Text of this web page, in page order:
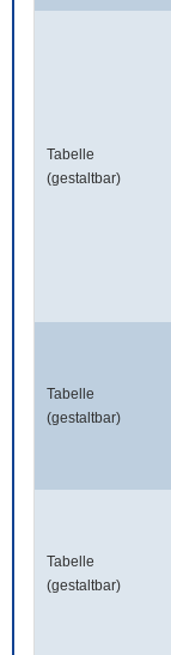
Tabelle
(gestaltbar)
Tabelle
(gestaltbar)
Tabelle
(gestaltbar)